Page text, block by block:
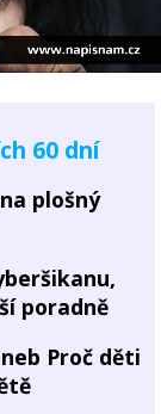
60 dní
plošný
poradně
Proč děti